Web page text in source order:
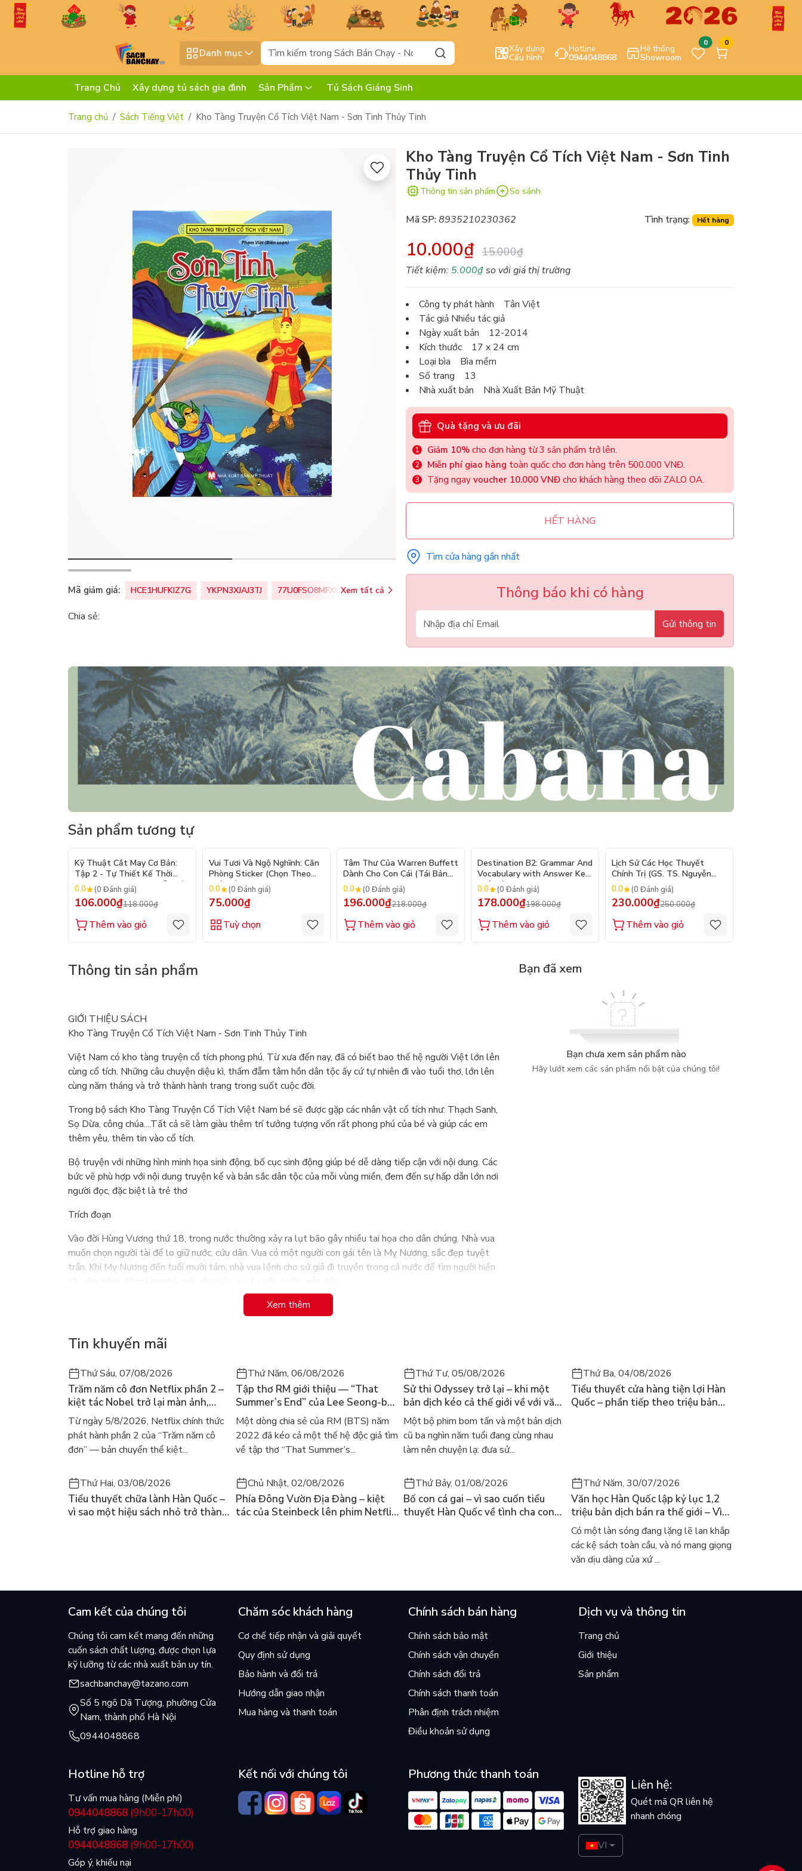
Danh mục Xây dựng
Cấu hình
Hotline
0944048868
Hệ thống
Showroom
0 0
Trang Chủ Xây dựng tủ sách gia đình Sản Phẩm Tủ Sách Giáng Sinh
Trang chủ Sách Tiếng Việt Kho Tàng Truyện Cổ Tích Việt Nam - Sơn Tinh Thủy Tinh
Mã giảm giá: HCE1HUFKIZ7G YKPN3XJAJ3TJ 77U0FSO8MFXU Xem tất cả
Chia sẻ:
Kho Tàng Truyện Cổ Tích Việt Nam - Sơn Tinh
Thủy Tinh
Thông tin sản phẩm So sánh
Mã SP:8935210230362 Tình trạng: Hết hàng
10.000₫ 15.000₫
Tiết kiệm: 5.000₫so với giá thị trường
Công ty phát hành Tân Việt
Tác giả Nhiều tác giả
Ngày xuất bản 12-2014
Kích thước 17 x 24 cm
Loại bìa Bìa mềm
Số trang 13
Nhà xuất bản Nhà Xuất Bản Mỹ Thuật
Quà tặng và ưu đãi
Giảm 10% cho đơn hàng từ 3 sản phẩm trở lên.
Miễn phí giao hàng toàn quốc cho đơn hàng trên 500.000 VNĐ.
Tặng ngay voucher 10.000 VNĐ cho khách hàng theo dõi ZALO OA.
HẾT HÀNG
Tìm cửa hàng gần nhất
Thông báo khi có hàng
Gửi thông tin
Sản phẩm tương tự
- 10%
Kỹ Thuật Cắt May Cơ Bản:
Tập 2 - Tự Thiết Kế Thời
Trang Nam Nữ - Tạo Mẫu Rập
- Kỹ Thuật Nhảy Size
0.0 (0 Đánh giá)
106.000₫118.000₫
Thêm vào giỏ
Vui Tươi Và Ngộ Nghĩnh: Căn
Phòng Sticker (Chọn Theo
Chủ Đề) - Hơn 250 Sticker
0.0 (0 Đánh giá)
75.000₫
Tuỳ chọn
- 10%
Tâm Thư Của Warren Buffett
Dành Cho Con Cái (Tái Bản
2026)
0.0 (0 Đánh giá)
196.000₫218.000₫
Thêm vào giỏ
- 10%
Destination B2: Grammar And
Vocabulary with Answer Key
(Tái Bản 2025)
0.0 (0 Đánh giá)
178.000₫198.000₫
Thêm vào giỏ
Lịch Sử Các Học Thuyết
Chính Trị (GS. TS. Nguyễn
Đăng Dung)
0.0 (0 Đánh giá)
230.000₫250.000₫
Thêm vào giỏ
Thông tin sản phẩm
GIỚI THIỆU SÁCH
Kho Tàng Truyện Cổ Tích Việt Nam - Sơn Tinh Thủy Tinh
Việt Nam có kho tàng truyện cổ tích phong phú. Từ xưa đến nay, đã có biết bao thế hệ người Việt lớn lên
cùng cổ tích. Những câu chuyện diệu kì, thấm đẫm tâm hồn dân tộc ấy cứ tự nhiên đi vào tuổi thơ, lớn lên
cùng năm tháng và trở thành hành trang trong suốt cuộc đời.
Trong bộ sách Kho Tàng Truyện Cổ Tích Việt Nam bé sẽ được gặp các nhân vật cổ tích như: Thạch Sanh,
Sọ Dừa, công chúa....Tất cả sẽ làm giàu thêm trí tưởng tượng vốn rất phong phú của bé và giúp các em
thêm yêu, thêm tin vào cổ tích.
Bộ truyện với những hình minh họa sinh động, bố cục sinh động giúp bé dễ dàng tiếp cận với nội dung. Các
bức vẽ phù hợp với nội dung truyện kể và bản sắc dân tộc của mỗi vùng miền, đem đến sự hấp dẫn lớn nơi
người đọc, đặc biệt là trẻ thơ
Trích đoạn
Vào đời Hùng Vương thứ 18, trong nước thường xảy ra lụt bão gây nhiều tai họa cho dân chúng. Nhà vua
muốn chọn người tài để lo giữ nước, cứu dân. Vua có một người con gái tên là Mỵ Nương, sắc đẹp tuyệt
trần. Khi Mỵ Nương đến tuổi mười tám, nhà vua lệnh cho sứ giả đi truyền trong cả nước để tìm người hiền
Xem thêm
Bạn đã xem
Bạn chưa xem sản phẩm nào
Hãy lướt xem các sản phẩm nổi bật của chúng tôi!
Tin khuyến mãi
Thứ Sáu, 07/08/2026
Trăm năm cô đơn Netflix phần 2 –
kiệt tác Nobel trở lại màn ảnh,
dòng người tìm đọc lại García
Márquez
Từ ngày 5/8/2026, Netflix chính thức
phát hành phần 2 của “Trăm năm cô
đơn” — bản chuyển thể kiệt...
Thứ Năm, 06/08/2026
Tập thơ RM giới thiệu — “That
Summer’s End” của Lee Seong-bok
ra mắt bản tiếng Anh sau 4 năm
gây sốt
Một dòng chia sẻ của RM (BTS) năm
2022 đã kéo cả một thế hệ độc giả tìm
về tập thơ “That Summer’s...
Thứ Tư, 05/08/2026
Sử thi Odyssey trở lại – khi một
bản dịch kéo cả thế giới về với văn
học kinh điển
Một bộ phim bom tấn và một bản dịch
cũ ba nghìn năm tuổi đang cùng nhau
làm nên chuyện lạ: đưa sử...
Thứ Ba, 04/08/2026
Tiểu thuyết cửa hàng tiện lợi Hàn
Quốc – phần tiếp theo triệu bản
Thứ Hai, 03/08/2026
Tiểu thuyết chữa lành Hàn Quốc –
vì sao một hiệu sách nhỏ trở thành
Chủ Nhật, 02/08/2026
Phía Đông Vườn Địa Đàng – kiệt
tác của Steinbeck lên phim Netflix
Thứ Bảy, 01/08/2026
Bố con cá gai – vì sao cuốn tiểu
thuyết Hàn Quốc về tình cha con
Thứ Năm, 30/07/2026
Văn học Hàn Quốc lập kỷ lục 1,2
triệu bản dịch bán ra thế giới – Vì
sao cả thế giới đang đọc sách Hàn?
Có một làn sóng đang lặng lẽ lan khắp
các kệ sách toàn cầu, và nó mang giọng
văn dịu dàng của xứ ...
Cam kết của chúng tôi
Chúng tôi cam kết mang đến những
cuốn sách chất lượng, được chọn lựa
kỹ lưỡng từ các nhà xuất bản uy tín.
sachbanchay@tazano.com
Số 5 ngõ Dã Tượng, phường Cửa
Nam, thành phố Hà Nội
0944048868
Chăm sóc khách hàng
Cơ chế tiếp nhận và giải quyết
Quy định sử dụng
Bảo hành và đổi trả
Hướng dẫn giao nhận
Mua hàng và thanh toán
Chính sách bán hàng
Chính sách bảo mật
Chính sách vận chuyển
Chính sách đổi trả
Chính sách thanh toán
Phân định trách nhiệm
Điều khoản sử dụng
Dịch vụ và thông tin
Trang chủ
Giới thiệu
Sản phẩm
Hotline hỗ trợ
Tư vấn mua hàng (Miễn phí)
0944048868 (9h00-17h00)
Hỗ trợ giao hàng
0944048868 (9h00-17h00)
Góp ý, khiếu nại
Kết nối với chúng tôi Phương thức thanh toán
Liên hệ:
Quét mã QR liên hệ
nhanh chóng
VI